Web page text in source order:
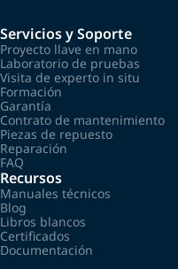
Servicios y Soporte
Proyecto llave en mano
Laboratorio de pruebas
Visita de experto in situ
Formación
Garantía
Contrato de mantenimiento
Piezas de repuesto
Reparación
FAQ
Recursos
Manuales técnicos
Blog
Libros blancos
Certificados
Documentación